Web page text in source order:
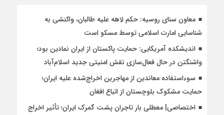
معاون سنای روسیه: حکم لاهه علیه طالبان، واکنشی به
شناسایی امارت اسلامی توسط مسکو است
اندیشکده آمریکایی: حمایت پاکستان از ایران نمادین بود؛
واشنگتن در حال فعال‌سازی نقش امنیتی جدید اسلام‌آباد
سوءاستفاده معاندین از مهاجرین اخراج‌شده علیه ایران؛
حمایت مشکوک بلوچستان از اتباع افغان
اختصاصی| معطلی بار تاجران پشت گمرک ایران؛ تأثیر اخراج